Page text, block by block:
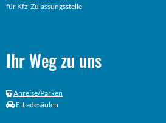
für Kfz-Zulassungsstelle
Ihr Weg zu uns
Anreise/Parken
E-Ladesäulen